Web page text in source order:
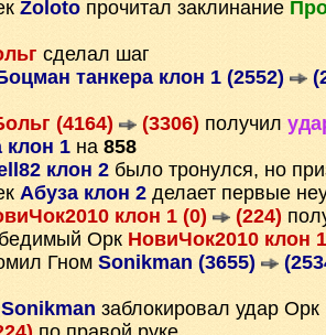
Zoloto прочитал заклинание
сделал шаг
танкера клон 1 (2552)
(4164) (3306) получил
клон 1 на 858
клон 2 было тронулся, но
Абуза клон 2 делает первые
клон 1 (0) (224)
Орк НовиЧок2010 клон
Гном Sonikman (3655)
Sonikman заблокировал удар Орк